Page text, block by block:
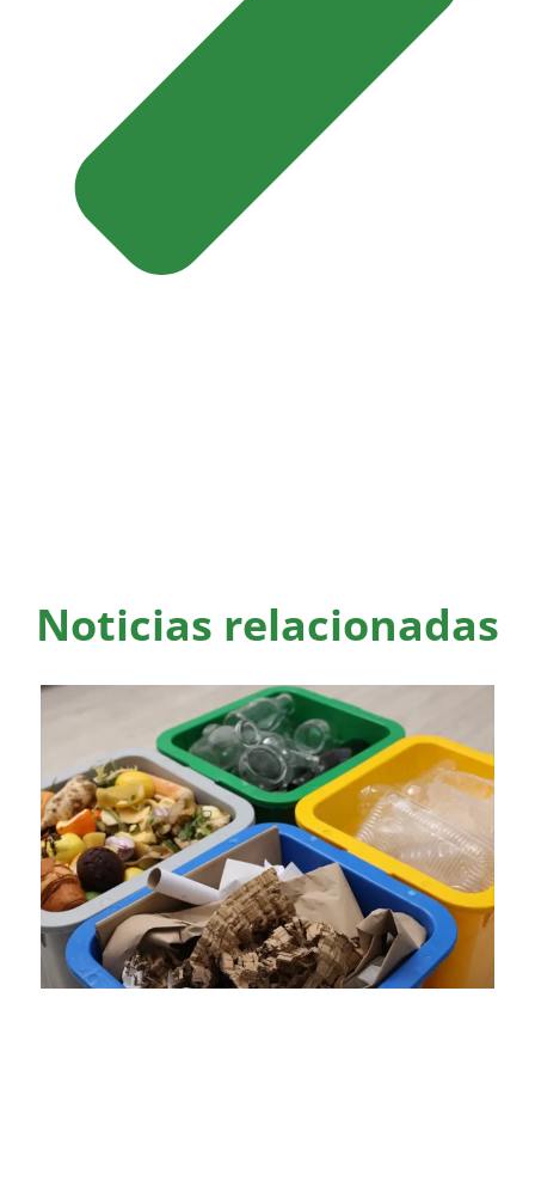
Noticias relacionadas